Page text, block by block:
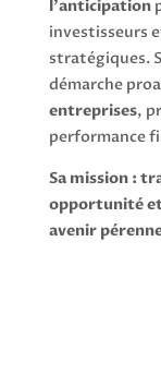
l’anticipation
investisseurs
stratégiques.
démarche
entreprises,
performance
Sa mission :
opportunité
avenir